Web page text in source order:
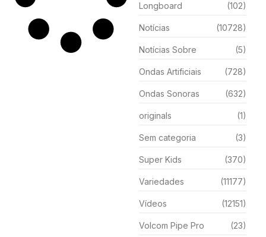
Longboard (102)
Notícias (10728)
Notícias Sobre (5)
Ondas Artificiais (728)
Ondas Sonoras (632)
originals (1)
Sem categoria (3)
Super Kids (370)
Variedades (11177)
Vídeos (12151)
Volcom Pipe Pro (23)